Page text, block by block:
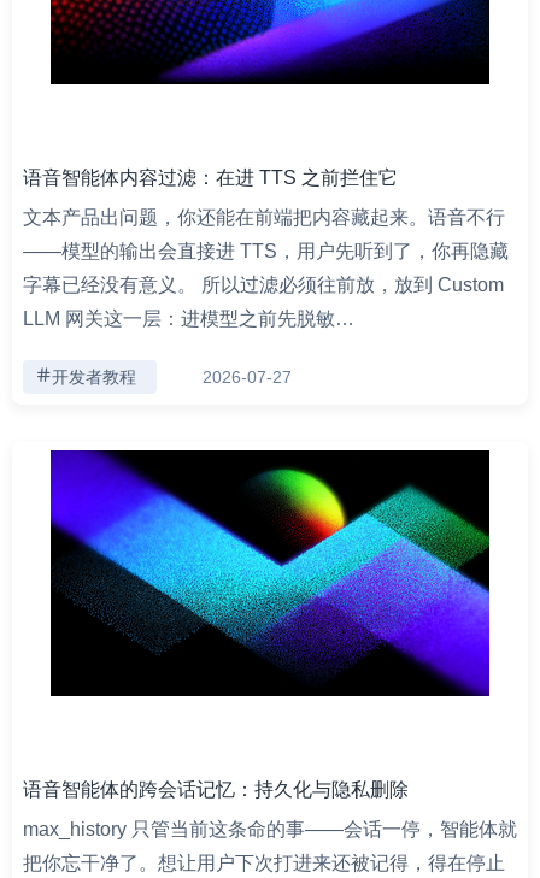
语音智能体内容过滤：在进 TTS 之前拦住它
文本产品出问题，你还能在前端把内容藏起来。语音不行
——模型的输出会直接进 TTS，用户先听到了，你再隐藏
字幕已经没有意义。 所以过滤必须往前放，放到 Custom
LLM 网关这一层：进模型之前先脱敏…
开发者教程 2026-07-27
语音智能体的跨会话记忆：持久化与隐私删除
max_history 只管当前这条命的事——会话一停，智能体就
把你忘干净了。想让用户下次打进来还被记得，得在停止